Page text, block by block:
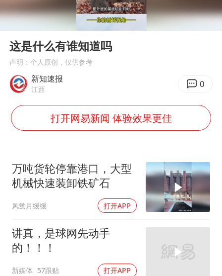
白海豚北上或致京津冀暴雨
美将每月供乌爱国者拦截导弹
新疆一婚礼线上邀请引热议
云南一男子胃中取出180颗铁钉
景区回应“麦积山石窟看完需2000元”
曹颖儿子首次演长剧
Play
00:00 00:15
这是什么有谁知道吗
声明：个人原创，仅供参考
新知速报
江西 0
打开网易新闻 体验效果更佳
万吨货轮停靠港口，大型
机械快速装卸铁矿石
风蛍月缓缓 打开APP
讲真，是球网先动手
的！！！
新媒体 57跟贴 打开APP